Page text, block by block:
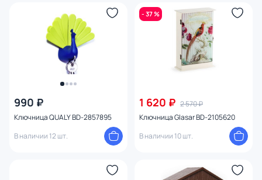
990 ₽
Ключница QUALY BD-2857895
В наличии 12 шт.
- 37 %
1 620 ₽ 2 570 ₽
Ключница Glasar BD-2105620
В наличии 10 шт.
Цвет